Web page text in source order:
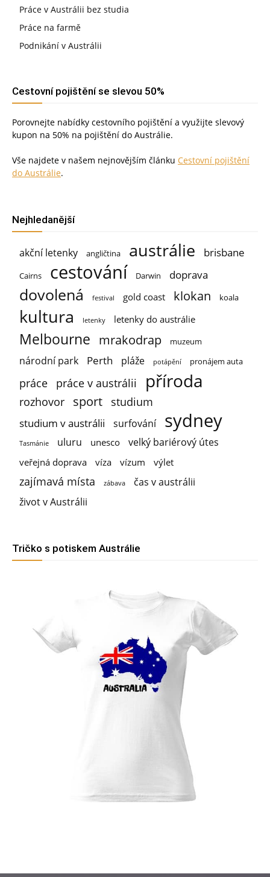
Práce v Austrálii bez studia
Práce na farmě
Podnikání v Austrálii
Cestovní pojištění se slevou 50%
Porovnejte nabídky cestovního pojištění a využijte slevový
kupon na 50% na pojištění do Austrálie.
Vše najdete v našem nejnovějším článku Cestovní pojištění
do Austrálie.
Nejhledanější
akční letenky angličtina austrálie brisbane
Cairns cestování Darwin doprava
dovolená festival gold coast klokan koala
kultura letenky letenky do austrálie
Melbourne mrakodrap muzeum
národní park Perth pláže potápění pronájem auta
práce práce v austrálii příroda
rozhovor sport studium
studium v austrálii surfování sydney
Tasmánie uluru unesco velký bariérový útes
veřejná doprava víza vízum výlet
zajímavá místa zábava
čas v austrálii
život v Austrálii
Tričko s potiskem Austrálie